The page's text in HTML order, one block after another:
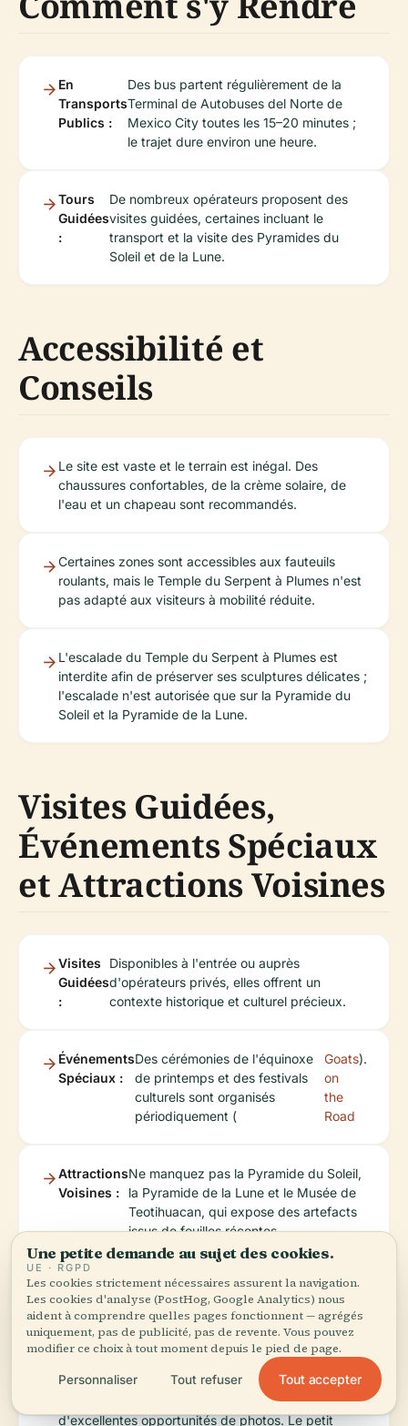
En
Transports
Publics :
Des bus partent régulièrement de la
Terminal de Autobuses del Norte de
Mexico City toutes les 15–20 minutes ;
le trajet dure environ une heure.
Tours
Guidées
:
De nombreux opérateurs proposent des
visites guidées, certaines incluant le
transport et la visite des Pyramides du
Soleil et de la Lune.
Accessibilité et
Conseils
Le site est vaste et le terrain est inégal. Des
chaussures confortables, de la crème solaire, de
l'eau et un chapeau sont recommandés.
Certaines zones sont accessibles aux fauteuils
roulants, mais le Temple du Serpent à Plumes n'est
pas adapté aux visiteurs à mobilité réduite.
L'escalade du Temple du Serpent à Plumes est
interdite afin de préserver ses sculptures délicates ;
l'escalade n'est autorisée que sur la Pyramide du
Soleil et la Pyramide de la Lune.
Visites Guidées,
Événements Spéciaux
et Attractions Voisines
Visites
Guidées
:
Disponibles à l'entrée ou auprès
d'opérateurs privés, elles offrent un
contexte historique et culturel précieux.
Événements
Spéciaux :
Des cérémonies de l'équinoxe
de printemps et des festivals
culturels sont organisés
périodiquement (
Goats
on
the
Road
).
Attractions
Voisines :
Ne manquez pas la Pyramide du Soleil,
la Pyramide de la Lune et le Musée de
Teotihuacan, qui expose des artefacts
issus de fouilles récentes.
Photographie
La place de la Citadelle et la Voie des Morts offrent
d'excellentes opportunités de photos. Le petit
Une petite demande au sujet des cookies.
UE · RGPD
Les cookies strictement nécessaires assurent la navigation.
Les cookies d'analyse (PostHog, Google Analytics) nous
aident à comprendre quelles pages fonctionnent — agrégés
uniquement, pas de publicité, pas de revente. Vous pouvez
modifier ce choix à tout moment depuis le pied de page.
Personnaliser Tout refuser Tout accepter